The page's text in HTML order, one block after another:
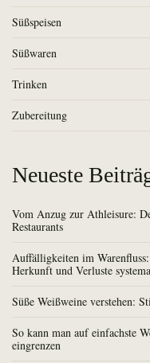
Süßspeisen
Süßwaren
Trinken
Zubereitung
Neueste
Vom Anzug zur Athleisure:
Restaurants
Auffälligkeiten im
Herkunft und Verluste
Süße Weißweine verstehen:
So kann man auf einfachste
eingrenzen